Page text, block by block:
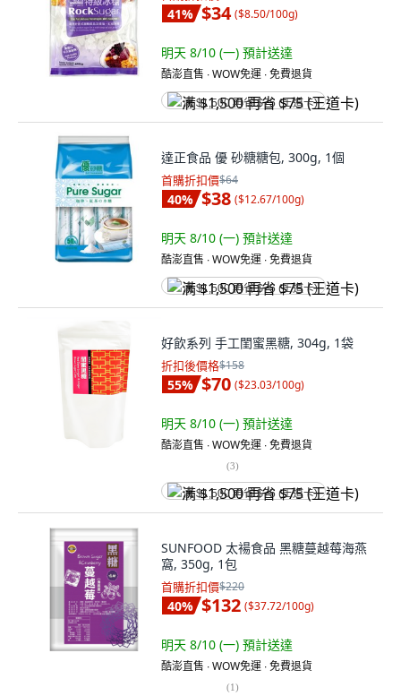
41% $34 ($8.50/100g)
明天 8/10 (一) 預計送達
酷澎直售 ∙ WOW免運 ∙ 免費退貨
满 $1,500 再省 $75 (王道卡)
達正食品 優 砂糖糖包, 300g, 1個
首購折扣價$64
40% $38 ($12.67/100g)
明天 8/10 (一) 預計送達
酷澎直售 ∙ WOW免運 ∙ 免費退貨
满 $1,500 再省 $75 (王道卡)
好飲系列 手工閨蜜黑糖, 304g, 1袋
折扣後價格$158
55% $70 ($23.03/100g)
明天 8/10 (一) 預計送達
酷澎直售 ∙ WOW免運 ∙ 免費退貨
(3)
满 $1,500 再省 $75 (王道卡)
SUNFOOD 太禓食品 黑糖蔓越莓海燕
窩, 350g, 1包
首購折扣價$220
40% $132 ($37.72/100g)
明天 8/10 (一) 預計送達
酷澎直售 ∙ WOW免運 ∙ 免費退貨
(1)